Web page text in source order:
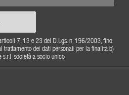
7, 13 e 23 del D.Lgs. n. 196/2003, fino
trattamento dei dati personali per la finalità b)
società a socio unico